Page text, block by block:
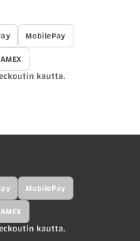
MobilePay
AMEX
kautta.
MobilePay
AMEX
kautta.